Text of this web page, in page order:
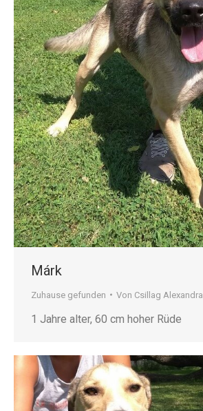
Márk
Zuhause gefunden Von Csillag Alexandra
1 Jahre alter, 60 cm hoher Rüde